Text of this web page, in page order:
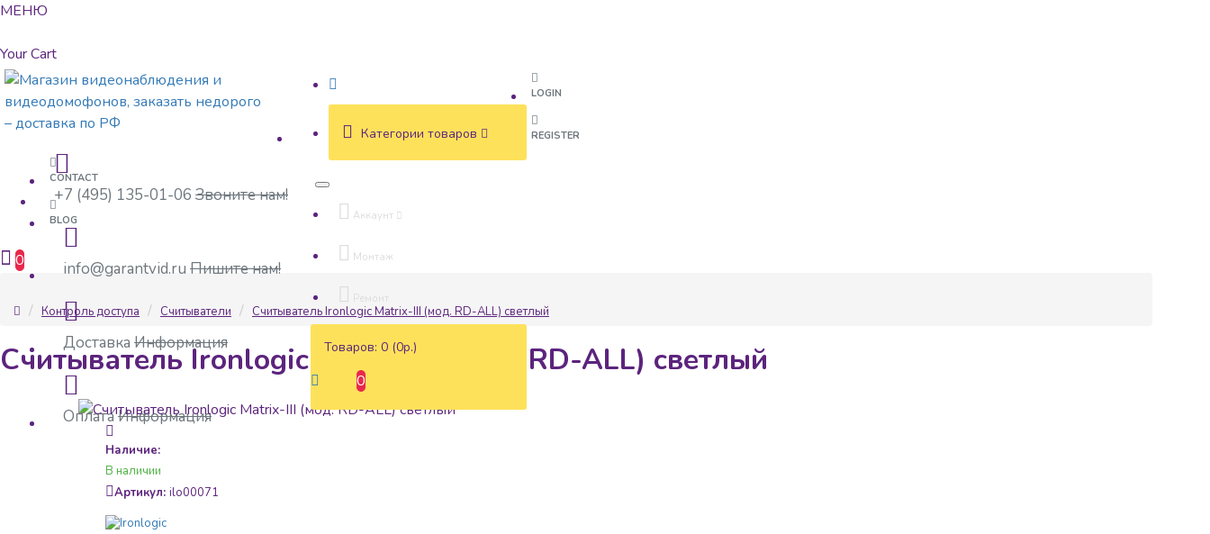
МЕНЮ
Your Cart
+7 (495) 135-01-06 Звоните нам!
info@garantvid.ru Пишите нам!
Доставка Информация
ОплатаИнформация
Категории товаров
Аккаунт
Монтаж
Ремонт
Товаров: 0 (0р.)
0
LOGIN
REGISTER
CONTACT
BLOG
0
Контроль доступа Считыватели Считыватель Ironlogic Matrix-III (мод. RD-ALL) светлый
Считыватель Ironlogic Matrix-III (мод. RD-ALL) светлый
Наличие:
В наличии
Артикул: ilo00071